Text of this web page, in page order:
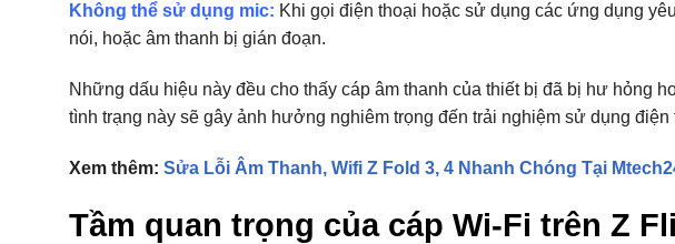
Không thể sử dụng mic: Khi gọi điện thoại hoặc sử dụng các ứng dụng
nói, hoặc âm thanh bị gián đoạn.
Những dấu hiệu này đều cho thấy cáp âm thanh của thiết bị đã bị hư hỏng
tình trạng này sẽ gây ảnh hưởng nghiêm trọng đến trải nghiệm sử dụng điện
Xem thêm: Sửa Lỗi Âm Thanh, Wifi Z Fold 3, 4 Nhanh Chóng Tại
Tầm quan trọng của cáp Wi-Fi trên Z